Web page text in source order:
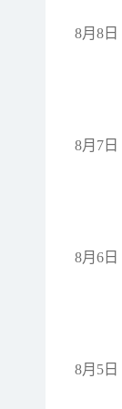
8月8日
8月7日
8月6日
8月5日